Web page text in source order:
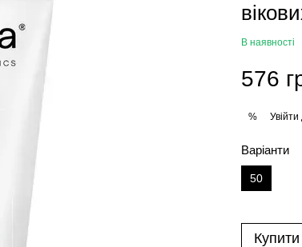
В наявності
576
% Увійти
Варіанти
50
Купити